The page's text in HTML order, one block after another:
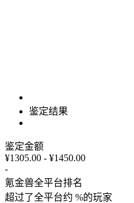
鉴定结果
鉴定金额
¥1305.00 - ¥1450.00
-
氪金兽全平台排名
超过了全平台约 %的玩家